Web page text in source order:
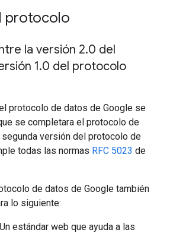
protocolo
la versión 2.0 del
1.0 del protocolo
protocolo de datos de Google se
se completara el protocolo de
versión del protocolo de
todas las normas RFC 5023 de
de datos de Google también
lo siguiente:
Un estándar web que ayuda a las